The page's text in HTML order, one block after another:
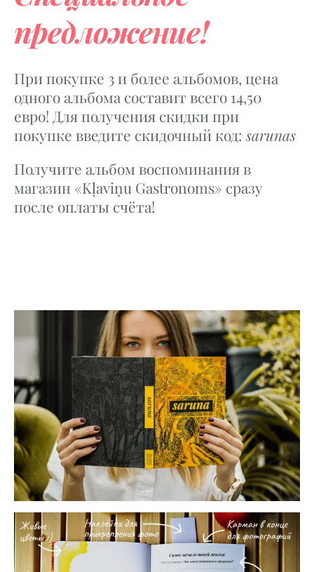
предложение!
При покупке 3 и более альбомов, цена
одного альбома составит всего 14,50
евро! Для получения скидки при
покупке введите скидочный код: sarunas
Получите альбом воспоминания в
магазин «Kļaviņu Gastronoms» сразу
после оплаты счёта!